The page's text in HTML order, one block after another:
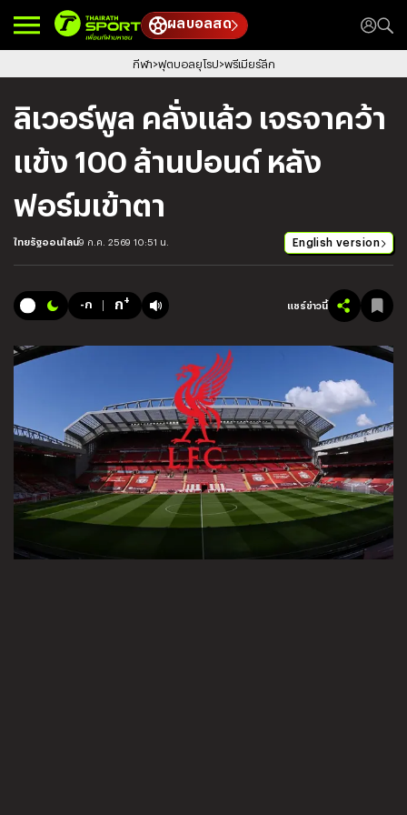
ผลบอลสด
กีฬา ฟุตบอลยุโรป พรีเมียร์ลีก
ลิเวอร์พูล คลั่งแล้ว เจรจาคว้า
แข้ง 100 ล้านปอนด์ หลัง
ฟอร์มเข้าตา
ไทยรัฐออนไลน์9 ก.ค. 2569 10:51 น. English version
-ก ก+ แชร์ข่าวนี้